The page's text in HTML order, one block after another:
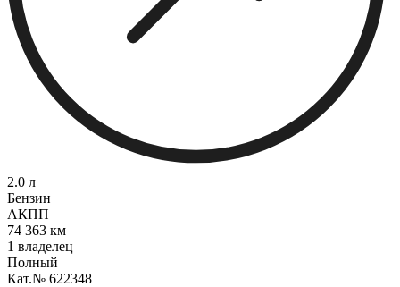
2.0 л
Бензин
АКПП
74 363 км
1 владелец
Полный
Кат.№ 622348